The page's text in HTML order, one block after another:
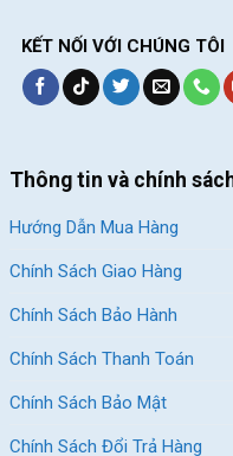
KẾT NỐI VỚI CHÚNG TÔI
Thông tin và chính
Hướng Dẫn Mua Hàng
Chính Sách Giao Hàng
Chính Sách Bảo Hành
Chính Sách Thanh Toán
Chính Sách Bảo Mật
Chính Sách Đổi Trả Hàng